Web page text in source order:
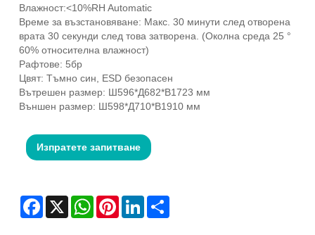
Влажност:<10%RH Automatic
Време за възстановяване: Макс. 30 минути след отворена
врата 30 секунди след това затворена. (Околна среда 25 °
60% относителна влажност)
Рафтове: 5бр
Цвят: Тъмно син, ESD безопасен
Вътрешен размер: Ш596*Д682*В1723 мм
Външен размер: Ш598*Д710*В1910 мм
Изпратете запитване
Facebook
X WhatsAppPinterestLinkedIn